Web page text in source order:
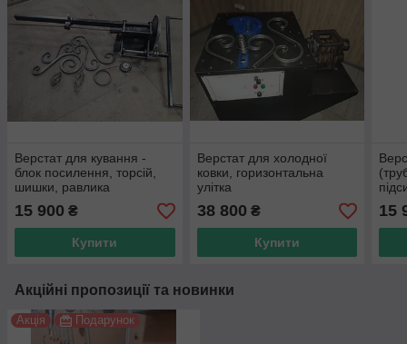
Верстат для кування -
блок посилення, торсій,
шишки, равлика
15 900 ₴
Купити
Верстат для холодної
ковки, горизонтальна
улітка
38 800 ₴
Купити
15
Акційні пропозиції та новинки
Акція Подарунок